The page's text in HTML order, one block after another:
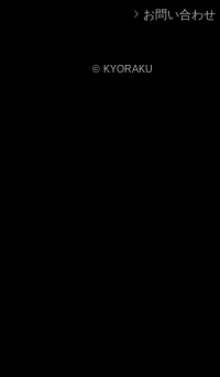
お問い合わせ
© KYORAKU